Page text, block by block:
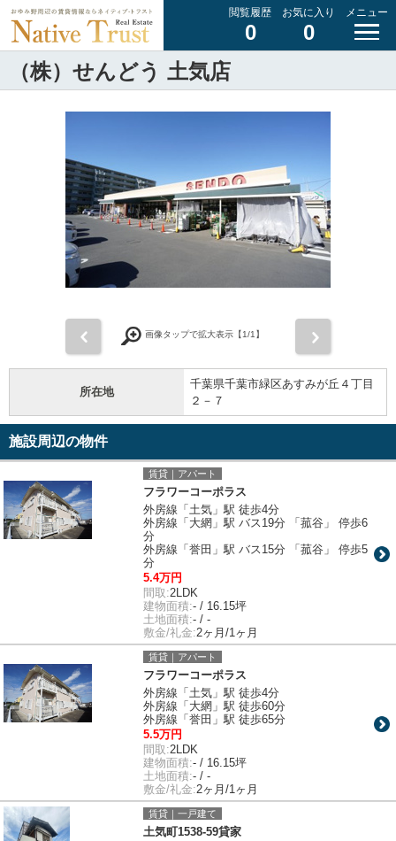
閲覧履歴
0
お気に入り
0
メニュー
（株）せんどう 土気店
画像タップで拡大表示【1/1】
所在地
千葉県千葉市緑区あすみが丘４丁目
２－７
施設周辺の物件
賃貸｜アパート
フラワーコーポラス
外房線「土気」駅 徒歩4分
外房線「大網」駅 バス19分 「菰谷」 停歩6
分
外房線「誉田」駅 バス15分 「菰谷」 停歩5
分
5.4万円
間取:2LDK
建物面積:- / 16.15坪
土地面積:- / -
敷金/礼金:2ヶ月/1ヶ月
賃貸｜アパート
フラワーコーポラス
外房線「土気」駅 徒歩4分
外房線「大網」駅 徒歩60分
外房線「誉田」駅 徒歩65分
5.5万円
間取:2LDK
建物面積:- / 16.15坪
土地面積:- / -
敷金/礼金:2ヶ月/1ヶ月
賃貸｜一戸建て
土気町1538-59貸家